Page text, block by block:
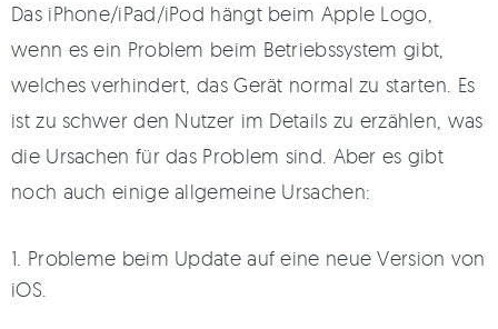
Das iPhone/iPad/iPod hängt beim Apple Logo,
wenn es ein Problem beim Betriebssystem gibt,
welches verhindert, das Gerät normal zu starten. Es
ist zu schwer den Nutzer im Details zu erzählen, was
die Ursachen für das Problem sind. Aber es gibt
noch auch einige allgemeine Ursachen:
1. Probleme beim Update auf eine neue Version von
iOS.